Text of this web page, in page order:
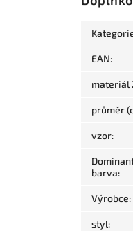
EAN:
materiál
průměr
vzor:
barva:
Výrobce:
styl: